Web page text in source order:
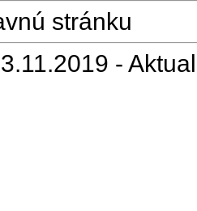
stránku
-